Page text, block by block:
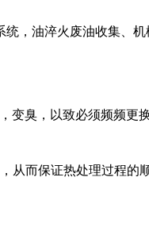
， 油淬火废油收集、 机
变臭，以致必须频频更
从而保证热处理过程的顺